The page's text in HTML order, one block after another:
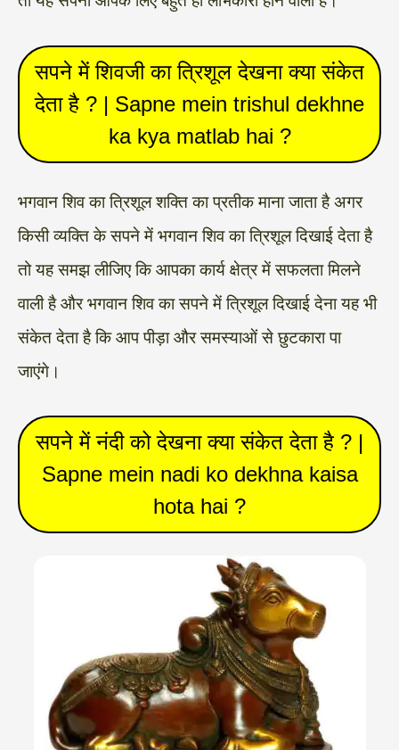
सपने में शिवजी का त्रिशूल देखना क्या संकेत
देता है ? | Sapne mein trishul dekhne
ka kya matlab hai ?
भगवान शिव का त्रिशूल शक्ति का प्रतीक माना जाता है अगर
किसी व्यक्ति के सपने में भगवान शिव का त्रिशूल दिखाई देता है
तो यह समझ लीजिए कि आपका कार्य क्षेत्र में सफलता मिलने
वाली है और भगवान शिव का सपने में त्रिशूल दिखाई देना यह भी
संकेत देता है कि आप पीड़ा और समस्याओं से छुटकारा पा
जाएंगे।
सपने में नंदी को देखना क्या संकेत देता है ? |
Sapne mein nadi ko dekhna kaisa
hota hai ?